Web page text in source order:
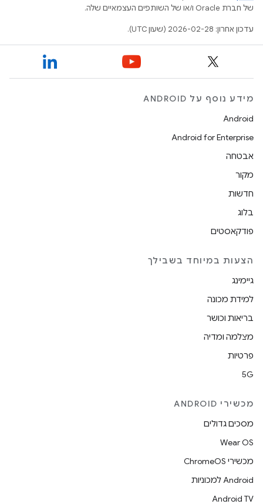
של חברת Oracle ו/או של השותפים העצמאיים שלה.
עדכון אחרון: 2026-02-28 (שעון UTC).
מידע נוסף על ANDROID
Android
Android for Enterprise
אבטחה
מקור
חדשות
בלוג
פודקאסטים
הצעות במיוחד בשבילך
גיימינג
למידת מכונה
בריאות וכושר
מצלמה ומדיה
פרטיות
5G
מכשירי ANDROID
מסכים גדולים
Wear OS
מכשירי ChromeOS
Android למכוניות
Android TV